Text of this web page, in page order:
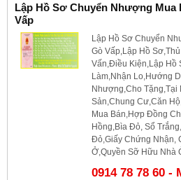
Lập Hồ Sơ Chuyển Nhượng Mua
Vấp
Lập Hồ Sơ Chuyển
Gò Vấp,Lập Hồ
Vấn,Điều Kiện,Lập Hồ
Làm,Nhận Lo,Hướng
Nhượng,Cho
Sản,Chung Cư,Căn
Mua Bán,Hợp Đồng
Hồng,Bìa Đỏ, Sổ
Đỏ,Giấy Chứng Nhận,
Ở,Quyền Sỡ Hữu Nhà
0914 78 78 60 -